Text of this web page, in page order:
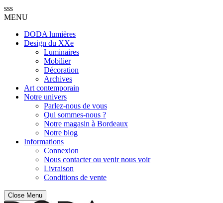
sss
MENU
DODA lumières
Design du XXe
Luminaires
Mobilier
Décoration
Archives
Art contemporain
Notre univers
Parlez-nous de vous
Qui sommes-nous ?
Notre magasin à Bordeaux
Notre blog
Informations
Connexion
Nous contacter ou venir nous voir
Livraison
Conditions de vente
Close Menu